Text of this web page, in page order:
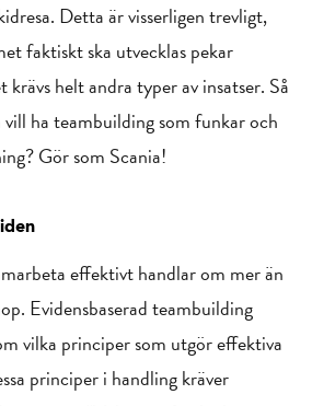
Detta är visserligen trevligt,
faktiskt ska utvecklas pekar
helt andra typer av insatser. Så
ha teambuilding som funkar och
Gör som Scania!
effektivt handlar om mer än
Evidensbaserad teambuilding
vilka principer som utgör effektiva
principer i handling kräver